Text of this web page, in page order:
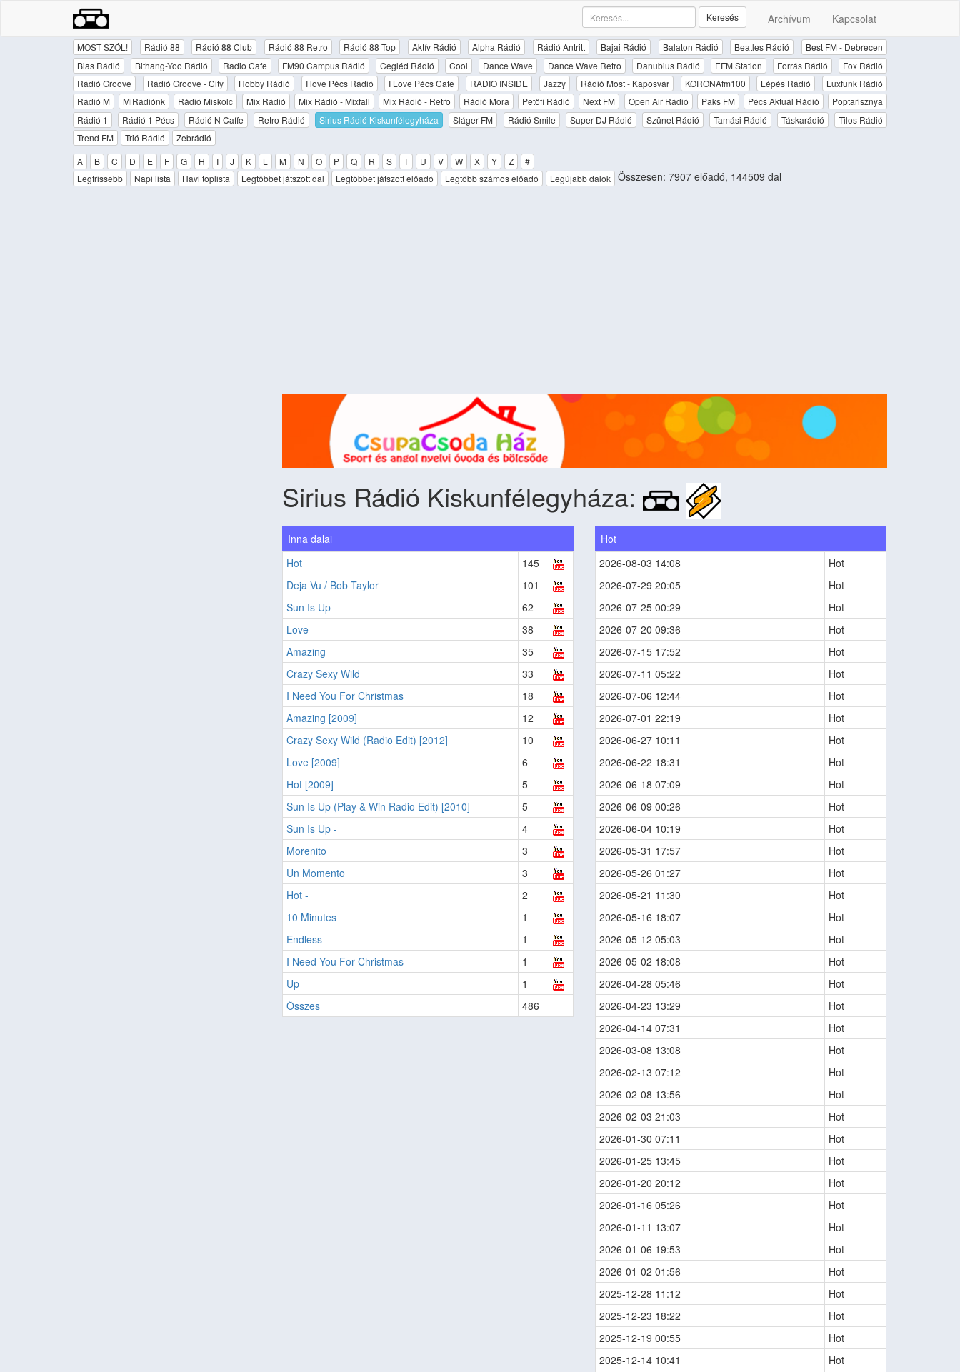
Archívum Kapcsolat
Keresés
MOST SZÓL! Rádió 88 Rádió 88 Club Rádió 88 Retro Rádió 88 Top Aktív Rádió Alpha Rádió Rádió Antritt Bajai Rádió Balaton Rádió Beatles Rádió
Best FM - Debrecen
Bias Rádió
Bithang-Yoo Rádió Radio Cafe FM90 Campus Rádió Cegléd Rádió Cool Dance Wave Dance Wave Retro Danubius Rádió EFM Station Forrás Rádió
Fox Rádió
Rádió Groove
Rádió Groove - City Hobby Rádió I love Pécs Rádió I Love Pécs Cafe RADIO INSIDE Jazzy Rádió Most - Kaposvár KORONAfm100 Lépés Rádió
Luxfunk Rádió
Rádió M
MiRádiónk Rádió Miskolc Mix Rádió Mix Rádió - Mixfall Mix Rádió - Retro Rádió Mora Petőfi Rádió Next FM Open Air Rádió Paks FM Pécs Aktuál Rádió
Poptarisznya
Rádió 1
Rádió 1 Pécs Rádió N Caffe Retro Rádió Sirius Rádió Kiskunfélegyháza Sláger FM Rádió Smile Super DJ Rádió Szünet Rádió Tamási Rádió Táskarádió
Tilos Rádió
Trend FM
Trió Rádió
Zebrádió
A
B C D E F G H I J K L M N O P Q R S T U V W X Y Z
#
Legfrissebb
Napi lista Havi toplista Legtöbbet játszott dal Legtöbbet játszott előadó Legtöbb számos előadó Legújabb dalok Összesen: 7907 előadó, 144509 dal
Sirius Rádió Kiskunfélegyháza:
Inna dalai
Hot
145
Deja Vu / Bob Taylor
101
Sun Is Up
62
Love
38
Amazing
35
Crazy Sexy Wild
33
I Need You For Christmas
18
Amazing [2009]
12
Crazy Sexy Wild (Radio Edit) [2012]
10
Love [2009]
6
Hot [2009]
5
Sun Is Up (Play & Win Radio Edit) [2010]
5
Sun Is Up -
4
Morenito
3
Un Momento
3
Hot -
2
10 Minutes
1
Endless
1
I Need You For Christmas -
1
Up
1
Összes
486
Hot
2026-08-03 14:08
Hot
2026-07-29 20:05
Hot
2026-07-25 00:29
Hot
2026-07-20 09:36
Hot
2026-07-15 17:52
Hot
2026-07-11 05:22
Hot
2026-07-06 12:44
Hot
2026-07-01 22:19
Hot
2026-06-27 10:11
Hot
2026-06-22 18:31
Hot
2026-06-18 07:09
Hot
2026-06-09 00:26
Hot
2026-06-04 10:19
Hot
2026-05-31 17:57
Hot
2026-05-26 01:27
Hot
2026-05-21 11:30
Hot
2026-05-16 18:07
Hot
2026-05-12 05:03
Hot
2026-05-02 18:08
Hot
2026-04-28 05:46
Hot
2026-04-23 13:29
Hot
2026-04-14 07:31
Hot
2026-03-08 13:08
Hot
2026-02-13 07:12
Hot
2026-02-08 13:56
Hot
2026-02-03 21:03
Hot
2026-01-30 07:11
Hot
2026-01-25 13:45
Hot
2026-01-20 20:12
Hot
2026-01-16 05:26
Hot
2026-01-11 13:07
Hot
2026-01-06 19:53
Hot
2026-01-02 01:56
Hot
2025-12-28 11:12
Hot
2025-12-23 18:22
Hot
2025-12-19 00:55
Hot
2025-12-14 10:41
Hot